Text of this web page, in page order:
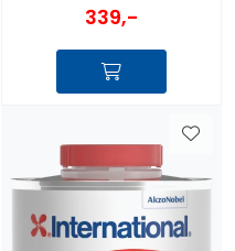
339,-